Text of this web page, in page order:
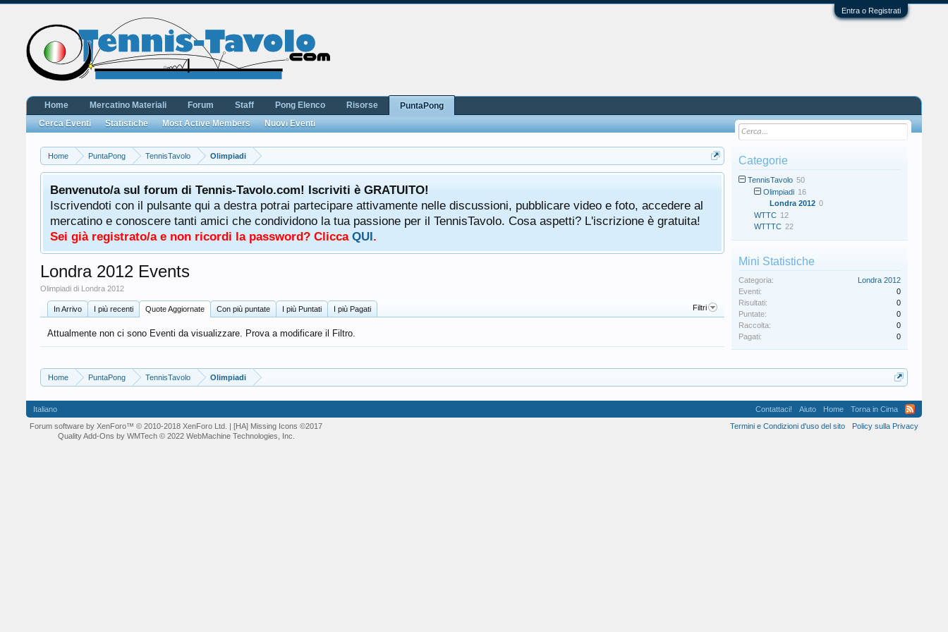
Entra o Registrati
Home PuntaPong TennisTavolo Olimpiadi
Benvenuto/a sul forum di Tennis-Tavolo.com! Iscriviti è GRATUITO!
Iscrivendoti con il pulsante qui a destra potrai partecipare attivamente nelle discussioni, pubblicare video e foto, accedere al
mercatino e conoscere tanti amici che condividono la tua passione per il TennisTavolo. Cosa aspetti? L'iscrizione è gratuita!
Sei già registrato/a e non ricordi la password? Clicca QUI.
Londra 2012 Events
Olimpiadi di Londra 2012
Filtri
In Arrivo I più recenti Quote Aggiornate Con più puntate I più Puntati I più Pagati
Attualmente non ci sono Eventi da visualizzare. Prova a modificare il Filtro.
Categorie
TennisTavolo 50
Olimpiadi 16
Londra 2012 0
WTTC 12
WTTTC 22
Mini Statistiche
Categoria:
Londra 2012
Eventi:
0
Risultati:
0
Puntate:
0
Raccolta:
0
Pagati:
0
Home PuntaPong TennisTavolo Olimpiadi
Home Mercatino Materiali Forum Staff Pong Elenco Risorse
PuntaPong
Cerca Eventi
Statistiche Most Active Members Nuovi Eventi
Italiano Contattaci! Aiuto Home
Torna in Cima
Termini e Condizioni d'uso del sito
Policy sulla Privacy
Forum software by XenForo™ © 2010-2018 XenForo Ltd. | [HA] Missing Icons ©2017
Quality Add-Ons by WMTech © 2022 WebMachine Technologies, Inc.